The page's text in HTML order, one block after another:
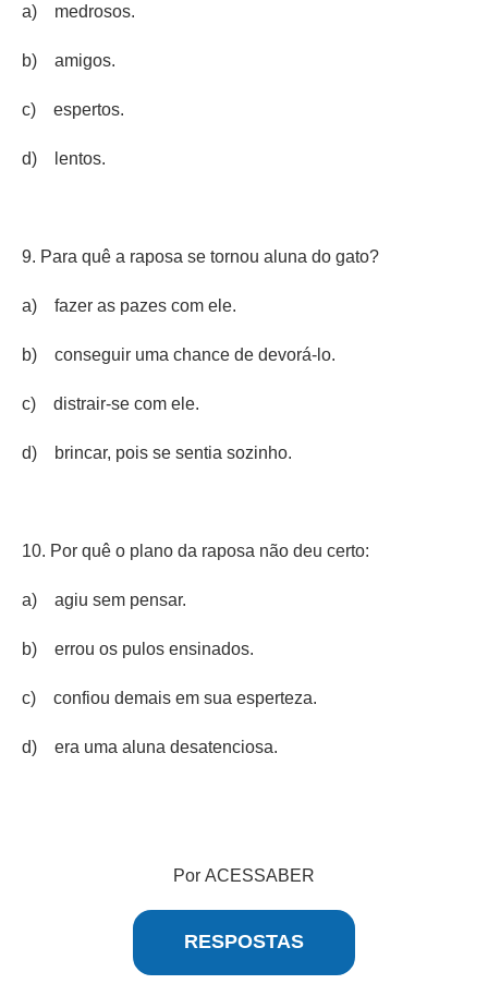
a) medrosos.
b) amigos.
c) espertos.
d) lentos.
9. Para quê a raposa se tornou aluna do gato?
a) fazer as pazes com ele.
b) conseguir uma chance de devorá-lo.
c) distrair-se com ele.
d) brincar, pois se sentia sozinho.
10. Por quê o plano da raposa não deu certo:
a) agiu sem pensar.
b) errou os pulos ensinados.
c) confiou demais em sua esperteza.
d) era uma aluna desatenciosa.
Por ACESSABER
RESPOSTAS